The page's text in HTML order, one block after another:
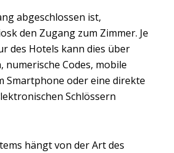
abgeschlossen ist,
den Zugang zum Zimmer. Je
des Hotels kann dies über
numerische Codes, mobile
Smartphone oder eine direkte
Schlössern
hängt von der Art des